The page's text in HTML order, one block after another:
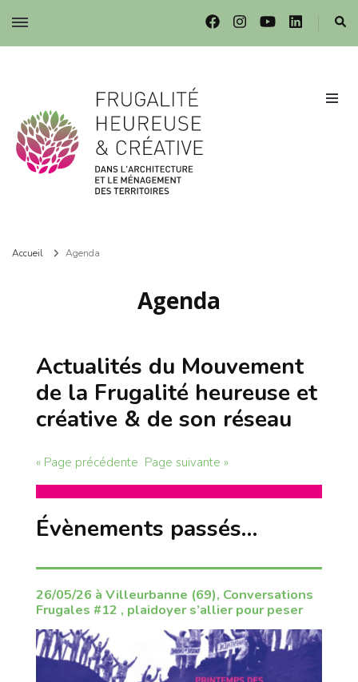
Frugalité dans l'architecture et le ménagement des territoires
Accueil Agenda
Agenda
Actualités du Mouvement
de la Frugalité heureuse et
créative & de son réseau
« Page précédente Page suivante »
Évènements passés…
26/05/26 à Villeurbanne (69), Conversations
Frugales #12 , plaidoyer s’allier pour peser